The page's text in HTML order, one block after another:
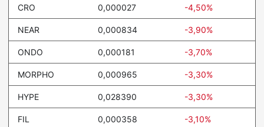
CRO 0,000027 -4,50%
NEAR 0,000834 -3,90%
ONDO 0,000181 -3,70%
MORPHO 0,000965 -3,30%
HYPE 0,028390 -3,30%
FIL 0,000358 -3,10%